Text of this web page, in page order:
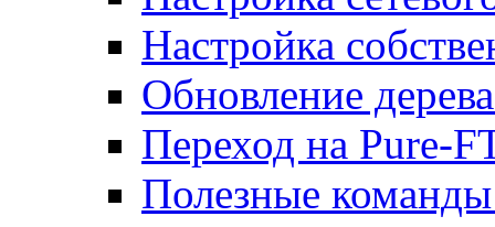
Настройка
Обновление
Переход на Pure-
Полезные